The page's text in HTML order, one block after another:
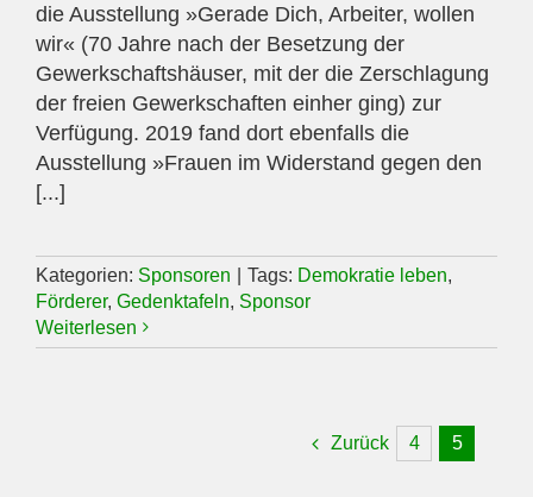
die Ausstellung »Gerade Dich, Arbeiter, wollen
wir« (70 Jahre nach der Besetzung der
Gewerkschaftshäuser, mit der die Zerschlagung
der freien Gewerkschaften einher ging) zur
Verfügung. 2019 fand dort ebenfalls die
Ausstellung »Frauen im Widerstand gegen den
[...]
Kategorien: Sponsoren Tags: Demokratie leben,
Förderer, Gedenktafeln, Sponsor
Weiterlesen
Zurück 4 5